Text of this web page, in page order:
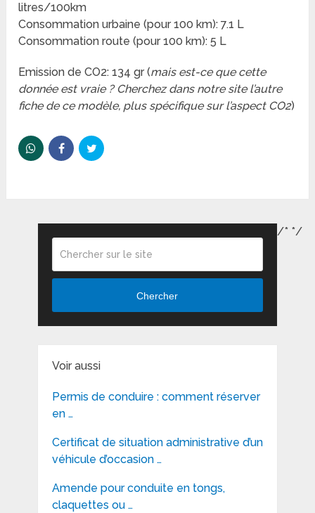
litres/100km
Consommation urbaine (pour 100 km): 7.1 L
Consommation route (pour 100 km): 5 L
Emission de CO2: 134 gr (mais est-ce que cette
donnée est vraie ? Cherchez dans notre site l’autre
fiche de ce modèle, plus spécifique sur l’aspect CO2)
Chercher
Voir aussi
Permis de conduire : comment réserver
en …
Certificat de situation administrative d’un
véhicule d’occasion …
Amende pour conduite en tongs,
claquettes ou …
/* */